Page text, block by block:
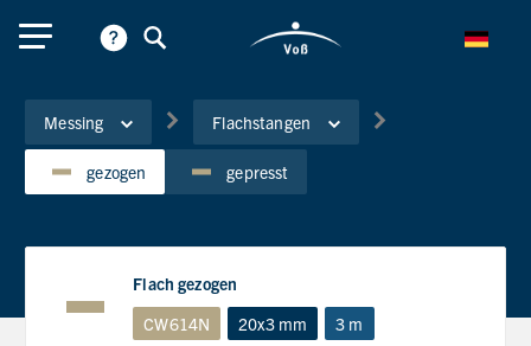
Messing Flachstangen
gezogen gepresst
Flach gezogen
CW614N
20x3 mm 3 m